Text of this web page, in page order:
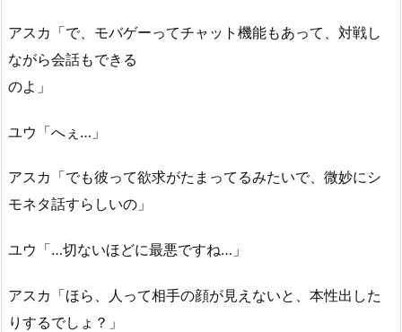
アスカ「で、モバゲーってチャット機能もあって、対戦し
ながら会話もできる
のよ」
ユウ「へぇ…」
アスカ「でも彼って欲求がたまってるみたいで、微妙にシ
モネタ話すらしいの」
ユウ「…切ないほどに最悪ですね…」
アスカ「ほら、人って相手の顔が見えないと、本性出した
りするでしょ？」